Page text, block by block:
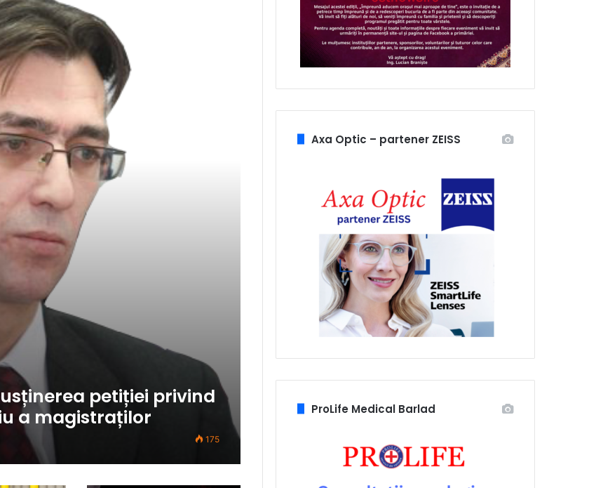
petiției privind
a magistraților
175
Axa Optic – partener ZEISS
ProLife Medical Barlad